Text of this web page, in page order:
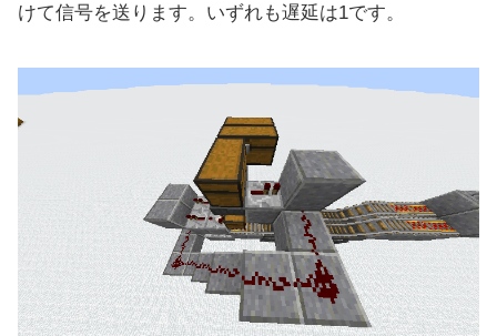
けて信号を送ります。いずれも遅延は1です。